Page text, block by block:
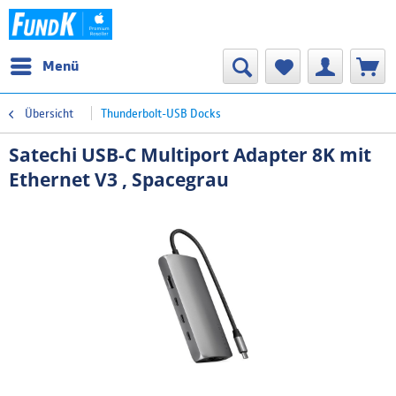
Menü
Übersicht Thunderbolt-USB Docks
Satechi USB-C Multiport Adapter 8K mit
Ethernet V3 , Spacegrau